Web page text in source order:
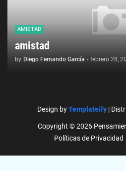
AMISTAD
amistad
by Diego Fernando García - febrero 28,
Design byTemplateify|
Copyright © 2026
Políticas de Privacidad